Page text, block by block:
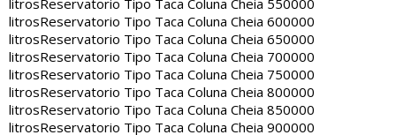
litrosReservatorio Tipo Taca Coluna Cheia 550000
litrosReservatorio Tipo Taca Coluna Cheia 600000
litrosReservatorio Tipo Taca Coluna Cheia 650000
litrosReservatorio Tipo Taca Coluna Cheia 700000
litrosReservatorio Tipo Taca Coluna Cheia 750000
litrosReservatorio Tipo Taca Coluna Cheia 800000
litrosReservatorio Tipo Taca Coluna Cheia 850000
litrosReservatorio Tipo Taca Coluna Cheia 900000